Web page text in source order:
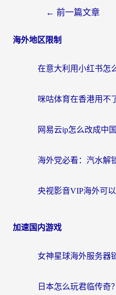
← 前一篇文章
海外地区限制
加速国内游戏